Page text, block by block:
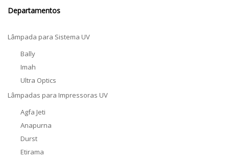
Departamentos
Lâmpada para Sistema UV
Bally
Imah
Ultra Optics
Lâmpadas para Impressoras UV
Agfa Jeti
Anapurna
Durst
Etirama